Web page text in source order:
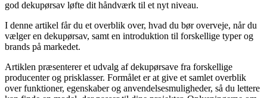
god dekupørsav løfte dit håndværk til et nyt niveau.
I denne artikel får du et overblik over, hvad du bør overveje, når du
vælger en dekupørsav, samt en introduktion til forskellige typer og
brands på markedet.
Artiklen præsenterer et udvalg af dekupørsave fra forskellige
producenter og prisklasser. Formålet er at give et samlet overblik
over funktioner, egenskaber og anvendelsesmuligheder, så du lettere